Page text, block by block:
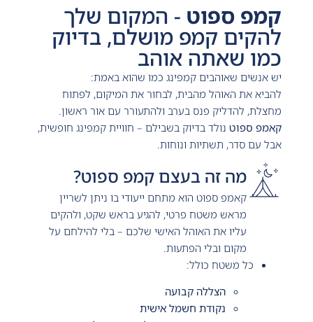
קמפ ספוט - המקום שלך
להקים קמפ מושלם, בדיוק
כמו שאתה אוהב
יש אנשים שאוהבים קמפינג כמו שהוא באמת:
להביא את האוהל מהבית, לבחור את המיקום, לפתוח
מחצלת, להדליק פנס בערב ולהתעורר עם אור ראשון.
קאמפ ספוטנולד בדיוק בשבילם – חוויית קמפינג חופשית,
אבל עם סדר, תשתיות ונוחות.
מה זה בעצם קמפ ספוט?
קאמפ ספוט הוא מתחם ייעודי בו ניתן לשריין
מראש משטח פרטי, להגיע בראש שקט, ולהקים
עליו את האוהל האישי שלכם – בלי להילחם על
מקום ובלי הפתעות.
כל משטח כולל:
הצללה קבועה
נקודת חשמל אישית